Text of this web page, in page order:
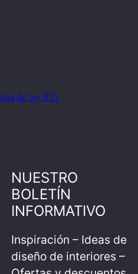
de ley 925
NUESTRO
BOLETÍN
INFORMATIVO
Inspiración – Ideas de
diseño de interiores –